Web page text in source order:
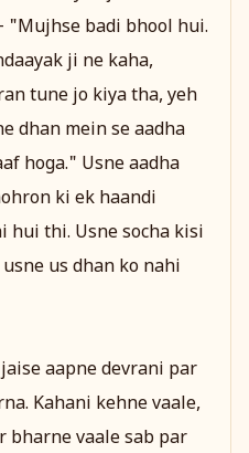
"Mujhse badi bhool hui.
ji ne kaha,
tune jo kiya tha, yeh
dhan mein se aadha
hoga." Usne aadha
ki ek haandi
hui thi. Usne socha kisi
us dhan ko nahi
aapne devrani par
Kahani kehne vaale,
bharne vaale sab par